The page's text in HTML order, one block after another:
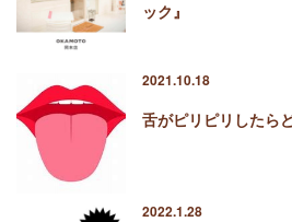
ック』
2021.10.18
舌がピリピリしたら
2022.1.28